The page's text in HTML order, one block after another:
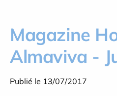
Magazine
Almaviva -
Publié le 13/07/2017